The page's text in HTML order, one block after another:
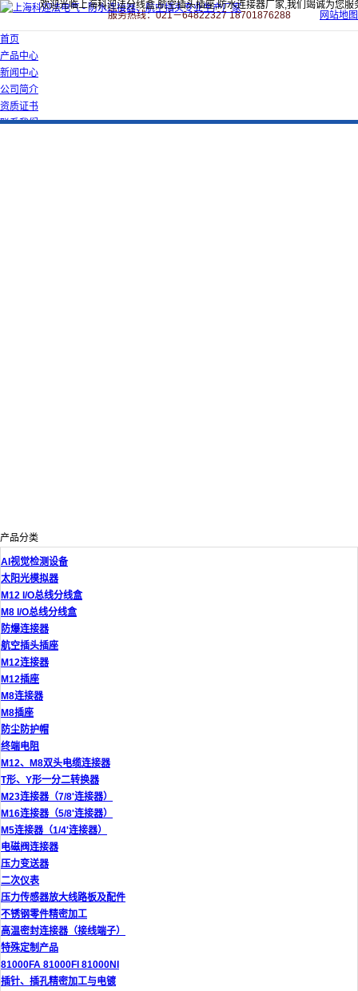
欢迎光临上海科迎法分线盒,航空插头插座,防水连接器厂家,我们竭诚为您服
服务热线：021－64822327 18701876288
网站地图
首页
产品中心
新闻中心
公司简介
资质证书
联系我们
产品分类
AI视觉检测设备
太阳光模拟器
M12 I/O总线分线盒
M8 I/O总线分线盒
防爆连接器
航空插头插座
M12连接器
M12插座
M8连接器
M8插座
防尘防护帽
终端电阻
M12、M8双头电缆连接器
T形、Y形一分二转换器
M23连接器（7/8'连接器）
M16连接器（5/8'连接器）
M5连接器（1/4'连接器）
电磁阀连接器
压力变送器
二次仪表
压力传感器放大线路板及配件
不锈钢零件精密加工
高温密封连接器（接线端子）
特殊定制产品
81000FA 81000FI 81000NI
插针、插孔精密加工与电镀